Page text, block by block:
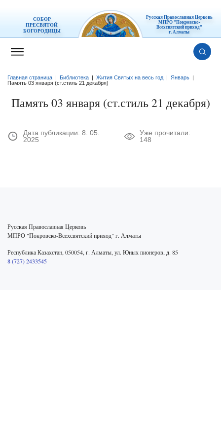
СОБОР
ПРЕСВЯТОЙ
БОГОРОДИЦЫ
Русская Православная Церковь
МПРО "Покровско-
Всехсвятский приход"
г. Алматы
Главная страница Библиотека Жития Святых на весь год| Январь
Память 03 января (ст.стиль 21 декабря)
Память 03 января (ст.стиль 21 декабря)
Дата публикации: 8. 05.
2025
Уже прочитали:
148
Русская Православная Церковь
МПРО "Покровско-Всехсвятский приход" г. Алматы
Республика Казахстан, 050054, г. Алматы, ул. Юных пионеров, д. 85
8 (727) 2433545